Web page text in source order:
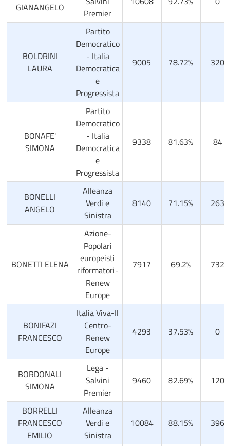
GIANANGELO
Premier
BOLDRINI
LAURA
Partito
Democratico
- Italia
Democratica
e
Progressista
9005 78.72% 320
BONAFE'
SIMONA
Partito
Democratico
- Italia
Democratica
e
Progressista
9338 81.63% 84
BONELLI
ANGELO
Alleanza
Verdi e
Sinistra
8140 71.15% 263
BONETTI ELENA
Azione-
Popolari
europeisti
riformatori-
Renew
Europe
7917 69.2% 732
BONIFAZI
FRANCESCO
Italia Viva-Il
Centro-
Renew
Europe
4293 37.53% 0
BORDONALI
SIMONA
Lega -
Salvini
Premier
9460 82.69% 120
BORRELLI
FRANCESCO
EMILIO
Alleanza
Verdi e
Sinistra
10084 88.15% 396